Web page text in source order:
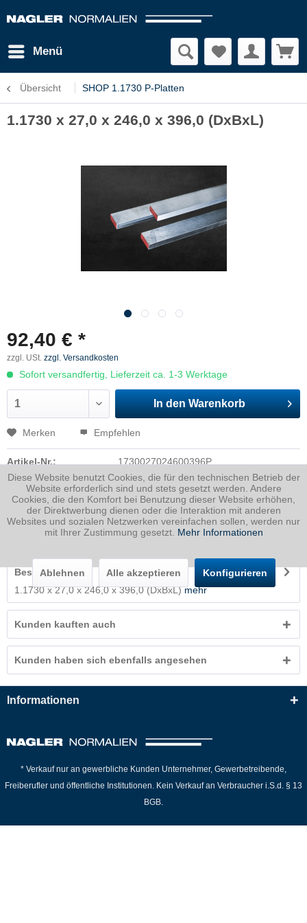
Menü
Übersicht SHOP 1.1730 P-Platten
1.1730 x 27,0 x 246,0 x 396,0 (DxBxL)
92,40 € *
zzgl. USt. zzgl. Versandkosten
Sofort versandfertig, Lieferzeit ca. 1-3 Werktage
In den Warenkorb
Merken Empfehlen
Artikel-Nr.: 1730027024600396P
Dicke
27 mm
Breite
246 mm
Länge
396 mm
20.65Kg
Beschreibung
1.1730 x 27,0 x 246,0 x 396,0 (DxBxL)mehr
Kunden kauften auch
Kunden haben sich ebenfalls angesehen
Informationen
* Verkauf nur an gewerbliche Kunden Unternehmer, Gewerbetreibende,
Freiberufler und öffentliche Institutionen. Kein Verkauf an Verbraucher i.S.d. § 13
BGB.
Diese Website benutzt Cookies, die für den technischen Betrieb der
Website erforderlich sind und stets gesetzt werden. Andere
Cookies, die den Komfort bei Benutzung dieser Website erhöhen,
der Direktwerbung dienen oder die Interaktion mit anderen
Websites und sozialen Netzwerken vereinfachen sollen, werden nur
mit Ihrer Zustimmung gesetzt. Mehr Informationen
Ablehnen Alle akzeptieren Konfigurieren